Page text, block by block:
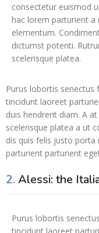
consectetur euismod
hac lorem parturient a
elementum.
dictumst potenti.
scelerisque platea.
Purus lobortis
tincidunt laoreet
duis hendrerit diam. A
scelerisque platea a ut
dis quis felis justo
parturient parturient
2. Alessi: the
Purus lobortis